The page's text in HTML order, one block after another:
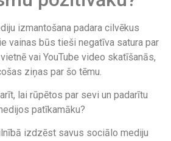
izmantošana padara cilvēkus
vainas būs tieši negatīva satura par
vai YouTube video skatīšanās,
ziņas par šo tēmu.
lai rūpētos par sevi un padarītu
patīkamāku?
izdzēst savus sociālo mediju